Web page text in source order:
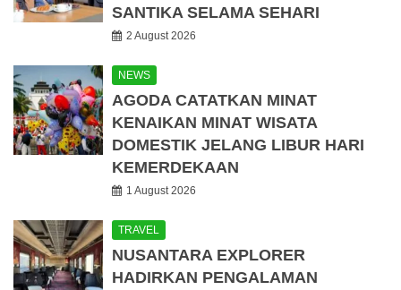
SANTIKA SELAMA SEHARI
2 August 2026
NEWS
AGODA CATATKAN MINAT
KENAIKAN MINAT WISATA
DOMESTIK JELANG LIBUR HARI
KEMERDEKAAN
1 August 2026
TRAVEL
NUSANTARA EXPLORER
HADIRKAN PENGALAMAN